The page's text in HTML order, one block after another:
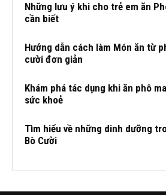
Những lưu ý khi cho trẻ em ăn
cần biết
Hướng dẫn cách làm Món ăn từ
cười đơn giản
Khám phá tác dụng khi ăn phô
sức khoẻ
Tìm hiểu về những dinh dưỡng
Bò Cười